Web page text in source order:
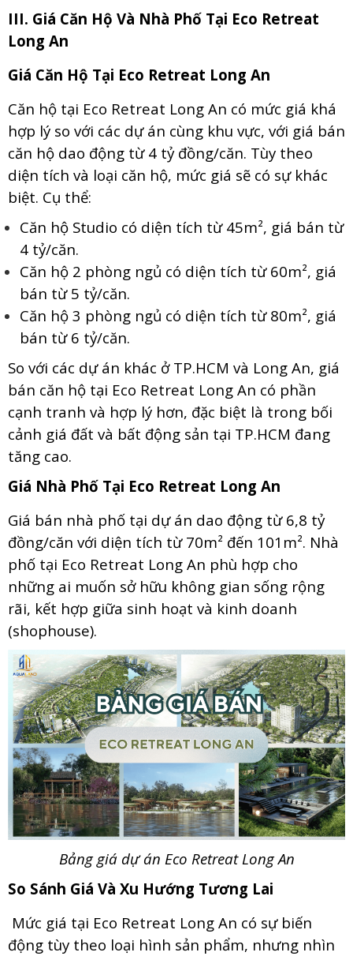
III. Giá Căn Hộ Và Nhà Phố Tại Eco Retreat
Long An
Giá Căn Hộ Tại Eco Retreat Long An
Căn hộ tại Eco Retreat Long An có mức giá khá
hợp lý so với các dự án cùng khu vực, với giá bán
căn hộ dao động từ 4 tỷ đồng/căn. Tùy theo
diện tích và loại căn hộ, mức giá sẽ có sự khác
biệt. Cụ thể:
Căn hộ Studio có diện tích từ 45m², giá bán từ
4 tỷ/căn.
Căn hộ 2 phòng ngủ có diện tích từ 60m², giá
bán từ 5 tỷ/căn.
Căn hộ 3 phòng ngủ có diện tích từ 80m², giá
bán từ 6 tỷ/căn.
So với các dự án khác ở TP.HCM và Long An, giá
bán căn hộ tại Eco Retreat Long An có phần
cạnh tranh và hợp lý hơn, đặc biệt là trong bối
cảnh giá đất và bất động sản tại TP.HCM đang
tăng cao.
Giá Nhà Phố Tại Eco Retreat Long An
Giá bán nhà phố tại dự án dao động từ 6,8 tỷ
đồng/căn với diện tích từ 70m² đến 101m². Nhà
phố tại Eco Retreat Long An phù hợp cho
những ai muốn sở hữu không gian sống rộng
rãi, kết hợp giữa sinh hoạt và kinh doanh
(shophouse).
Bảng giá dự án Eco Retreat Long An
So Sánh Giá Và Xu Hướng Tương Lai
Mức giá tại Eco Retreat Long An có sự biến
động tùy theo loại hình sản phẩm, nhưng nhìn